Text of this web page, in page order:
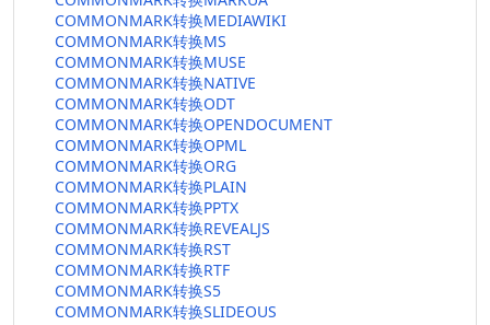
COMMONMARK转换MEDIAWIKI
COMMONMARK转换MS
COMMONMARK转换MUSE
COMMONMARK转换NATIVE
COMMONMARK转换ODT
COMMONMARK转换OPENDOCUMENT
COMMONMARK转换OPML
COMMONMARK转换ORG
COMMONMARK转换PLAIN
COMMONMARK转换PPTX
COMMONMARK转换REVEALJS
COMMONMARK转换RST
COMMONMARK转换RTF
COMMONMARK转换S5
COMMONMARK转换SLIDEOUS